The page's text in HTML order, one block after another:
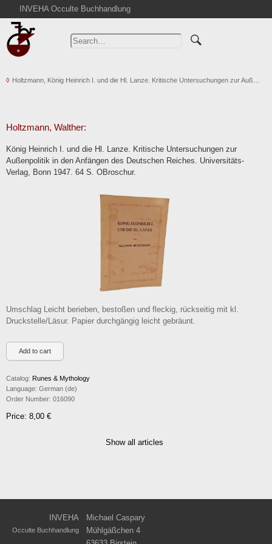
INVEHA Occulte Buchhandlung
Home
Advanced Search
Cart
Contact
Terms
Holtzmann, König Heinrich I. und die Hl. Lanze. Kritische Untersuchungen zur Auß…
Holtzmann, Walther:
König Heinrich I. und die Hl. Lanze. Kritische Untersuchungen zur
Außenpolitik in den Anfängen des Deutschen Reiches. Universitäts-
Verlag, Bonn 1947. 64 S. OBroschur.
Umschlag Leicht berieben, bestoßen und fleckig, rückseitig mit kl.
Druckstelle/Läsur. Papier durchgängig leicht gebräunt.
Catalog: Runes & Mythology
Language: German (de)
Order Number: 016090
Price: 8,00 €
Show all articles
INVEHA Michael Caspary
Occulte Buchhandlung
Mühlgäßchen 4